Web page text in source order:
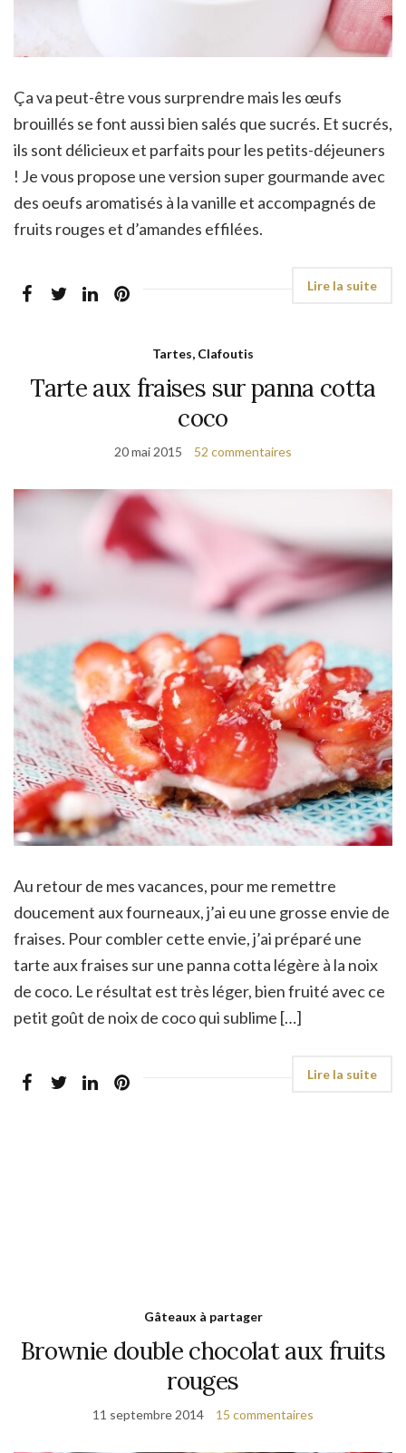
Ça va peut-être vous surprendre mais les œufs
brouillés se font aussi bien salés que sucrés. Et sucrés,
ils sont délicieux et parfaits pour les petits-déjeuners
! Je vous propose une version super gourmande avec
des oeufs aromatisés à la vanille et accompagnés de
fruits rouges et d’amandes effilées.
Tartes, Clafoutis
Tarte aux fraises sur panna cotta
coco
20 mai 2015 52 commentaires
Au retour de mes vacances, pour me remettre
doucement aux fourneaux, j’ai eu une grosse envie de
fraises. Pour combler cette envie, j’ai préparé une
tarte aux fraises sur une panna cotta légère à la noix
de coco. Le résultat est très léger, bien fruité avec ce
petit goût de noix de coco qui sublime […]
Gâteaux à partager
Brownie double chocolat aux fruits
rouges
11 septembre 2014 15 commentaires